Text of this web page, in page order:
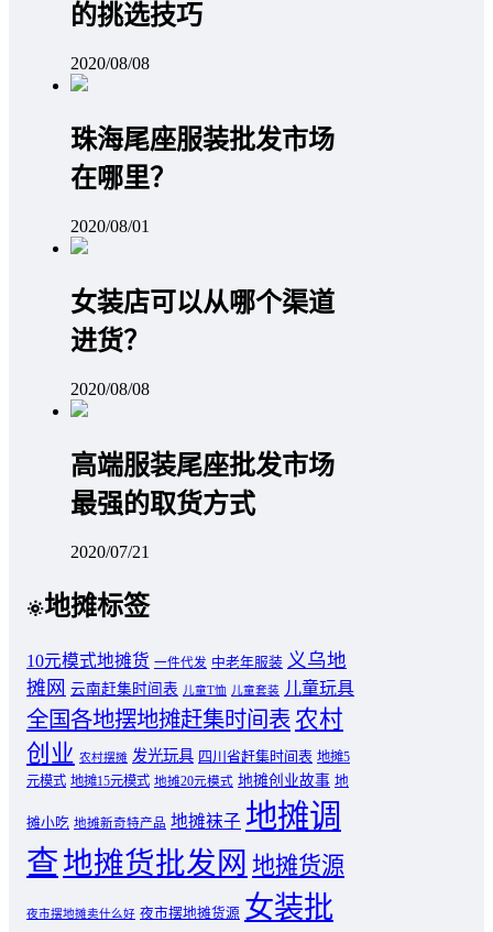
的挑选技巧
2020/08/08
珠海尾座服装批发市场
在哪里？
2020/08/01
女装店可以从哪个渠道
进货？
2020/08/08
高端服装尾座批发市场
最强的取货方式
2020/07/21
地摊标签
10元模式地摊货 一件代发 中老年服装 义乌地
摊网 云南赶集时间表 儿童T恤 儿童套装 儿童玩具
全国各地摆地摊赶集时间表 农村
创业 农村摆摊 发光玩具 四川省赶集时间表 地摊5
元模式 地摊15元模式 地摊20元模式 地摊创业故事 地
摊小吃 地摊新奇特产品 地摊袜子 地摊调
查地摊货批发网 地摊货源
夜市摆地摊卖什么好 夜市摆地摊货源 女装批